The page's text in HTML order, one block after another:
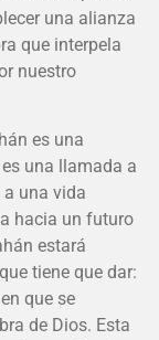
una alianza
que interpela
nuestro
es una
una llamada a
una vida
hacia un futuro
estará
tiene que dar:
que se
de Dios. Esta